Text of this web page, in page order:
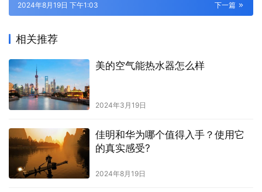
下一篇
2024年8月19日 下午1:03
相关推荐
美的空气能热水器怎么样
2024年3月19日
佳明和华为哪个值得入手？使用它
的真实感受?
2024年8月19日